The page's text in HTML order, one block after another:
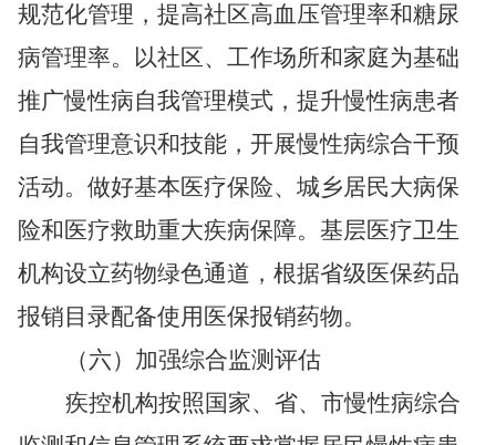
规范化管理，提高社区高血压管理率和糖尿
病管理率。以社区、工作场所和家庭为基础
推广慢性病自我管理模式，提升慢性病患者
自我管理意识和技能，开展慢性病综合干预
活动。做好基本医疗保险、城乡居民大病保
险和医疗救助重大疾病保障。基层医疗卫生
机构设立药物绿色通道，根据省级医保药品
报销目录配备使用医保报销药物。
（六）加强综合监测评估
疾控机构按照国家、省、市慢性病综合